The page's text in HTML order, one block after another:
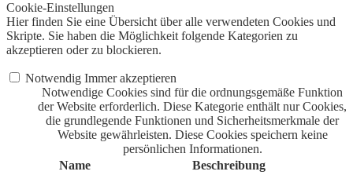
Cookie-Einstellungen
Hier finden Sie eine Übersicht über alle verwendeten Cookies und
Skripte. Sie haben die Möglichkeit folgende Kategorien zu
akzeptieren oder zu blockieren.
Notwendig Immer akzeptieren
Notwendige Cookies sind für die ordnungsgemäße Funktion
der Website erforderlich. Diese Kategorie enthält nur Cookies,
die grundlegende Funktionen und Sicherheitsmerkmale der
Website gewährleisten. Diese Cookies speichern keine
persönlichen Informationen.
Name
Beschreibung